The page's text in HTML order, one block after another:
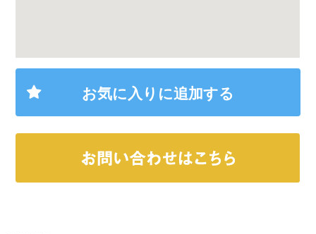
お気に入りに追加する